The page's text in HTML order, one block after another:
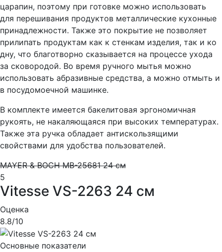
царапин, поэтому при готовке можно использовать
для перешивания продуктов металлические кухонные
принадлежности. Также это покрытие не позволяет
прилипать продуктам как к стенкам изделия, так и ко
дну, что благотворно сказывается на процессе ухода
за сковородой. Во время ручного мытья можно
использовать абразивные средства, а можно отмыть и
в посудомоечной машинке.
В комплекте имеется бакелитовая эргономичная
рукоять, не накаляющаяся при высоких температурах.
Также эта ручка обладает антискользящими
свойствами для удобства пользователей.
MAYER & BOCH MB-25681 24 см
5
Vitesse VS-2263 24 см
Оценка
8.8/10
Основные показатели